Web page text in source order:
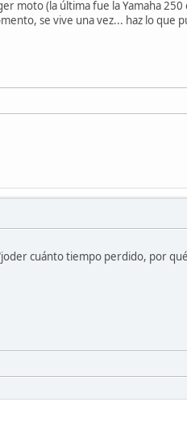
moto (la última fue la Yamaha 250
se vive una vez... haz lo que
cuánto tiempo perdido, por